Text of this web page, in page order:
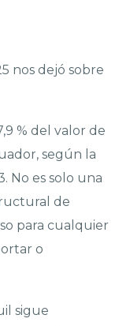
nos dejó sobre
% del valor de
según la
No es solo una
de
para cualquier
o
sigue